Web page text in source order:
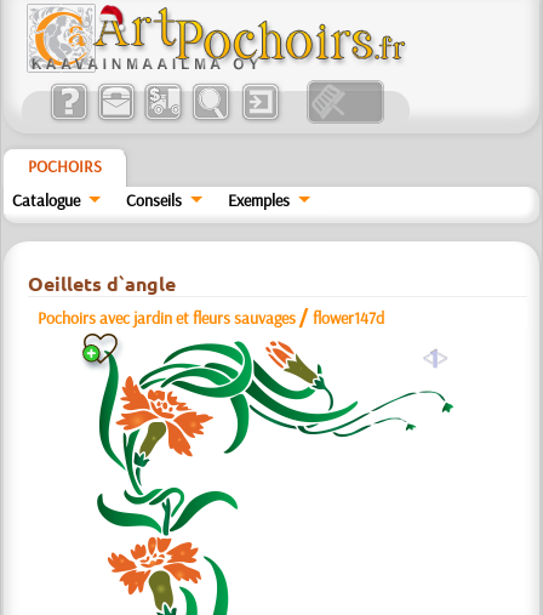
POCHOIRS
Catalogue
Conseils Exemples
Oeillets d`angle
Pochoirs avec jardin et fleurs sauvages /flower147d
a